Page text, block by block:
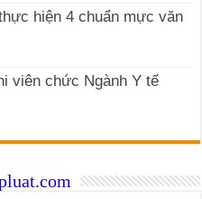
hiện 4 chuẩn mực văn
viên chức Ngành Y tế